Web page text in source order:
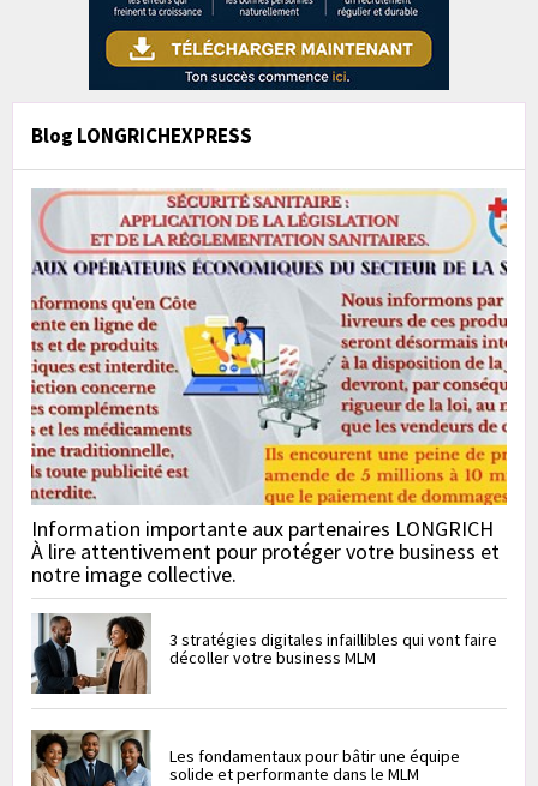
Blog LONGRICHEXPRESS
Information importante aux partenaires LONGRICH
À lire attentivement pour protéger votre business et
notre image collective.
3 stratégies digitales infaillibles qui vont faire
décoller votre business MLM
Les fondamentaux pour bâtir une équipe
solide et performante dans le MLM